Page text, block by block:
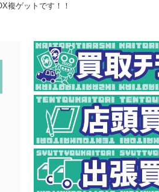
複ゲットです！！